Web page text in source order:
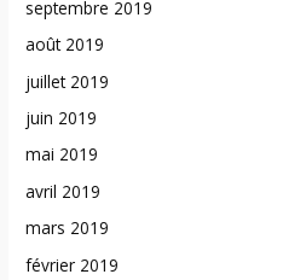
septembre 2019
août 2019
juillet 2019
juin 2019
mai 2019
avril 2019
mars 2019
février 2019